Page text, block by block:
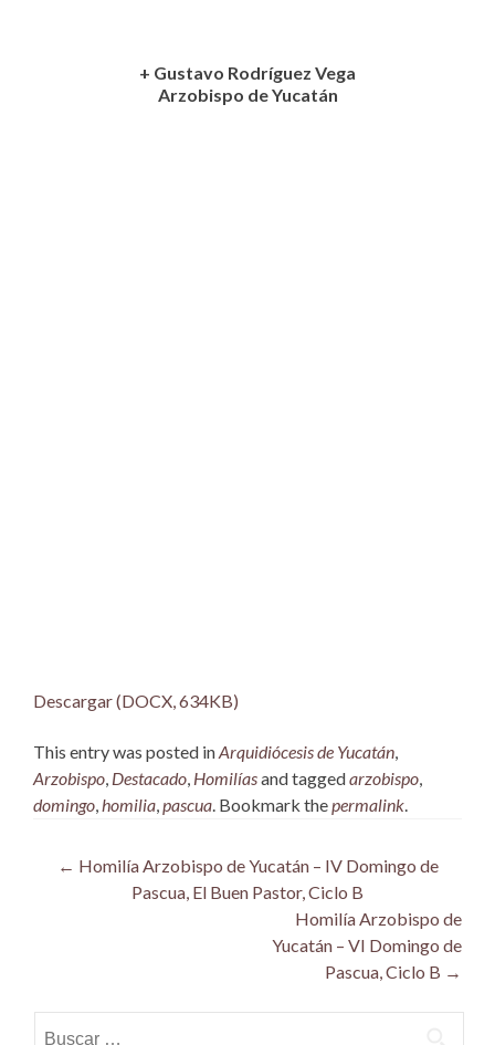
+ Gustavo Rodríguez Vega
Arzobispo de Yucatán
Descargar (DOCX, 634KB)
This entry was posted inArquidiócesis de Yucatán,
Arzobispo, Destacado, Homilíasand taggedarzobispo,
domingo,homilia,pascua. Bookmark thepermalink.
Post
navigation
← Homilía Arzobispo de Yucatán – IV Domingo de
Pascua, El Buen Pastor, Ciclo B
Homilía Arzobispo de
Yucatán – VI Domingo de
Pascua, Ciclo B →